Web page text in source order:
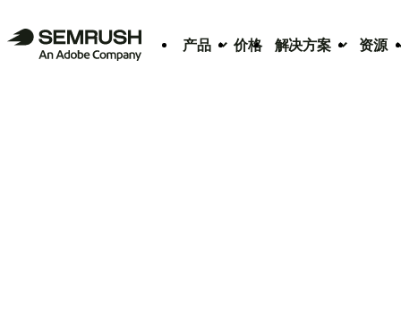
产品 价格 解决方案 资源